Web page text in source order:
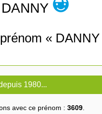
DANNY
«
1980...
avec ce prénom : 3609